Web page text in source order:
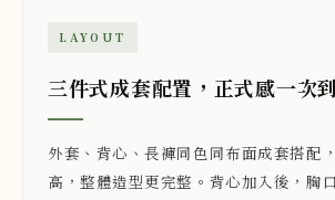
LAYOUT
三件式成套配置，正式感一次
外套、背心、長褲同色同布面成套搭配
高，整體造型更完整。背心加入後，胸